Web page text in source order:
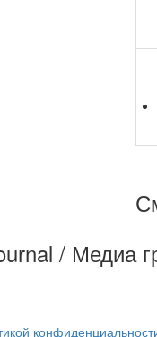
/ Медиа